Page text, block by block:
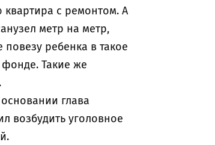
квартира с ремонтом. А
метр на метр,
ребенка в такое
Такие же
глава
возбудить уголовное